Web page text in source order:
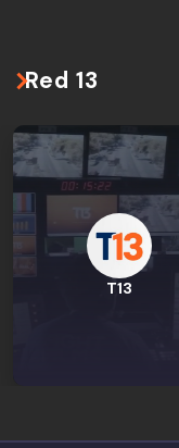
Red 13
T13